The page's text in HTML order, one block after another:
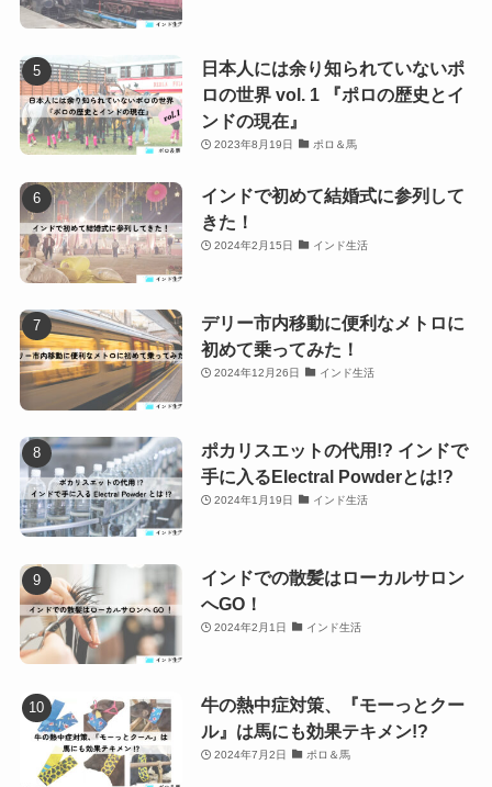
日本人には余り知られていないポ
ロの世界 vol. 1 『ポロの歴史とイ
ンドの現在』
2023年8月19日 ポロ＆馬
インドで初めて結婚式に参列して
きた！
2024年2月15日 インド生活
デリー市内移動に便利なメトロに
初めて乗ってみた！
2024年12月26日 インド生活
ポカリスエットの代用!? インドで
手に入るElectral Powderとは!?
2024年1月19日 インド生活
インドでの散髪はローカルサロン
へGO！
2024年2月1日 インド生活
牛の熱中症対策、『モーっとクー
ル』は馬にも効果テキメン!?
2024年7月2日 ポロ＆馬